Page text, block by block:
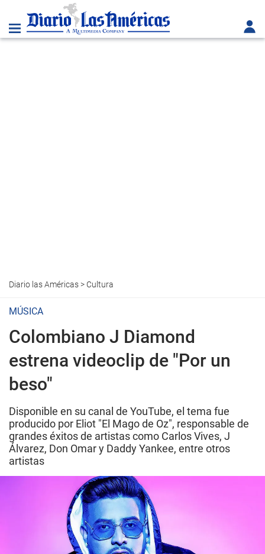
Diario las Américas> Cultura
MÚSICA
Colombiano J Diamond
estrena videoclip de "Por un
beso"
Disponible en su canal de YouTube, el tema fue
producido por Eliot "El Mago de Oz", responsable de
grandes éxitos de artistas como Carlos Vives, J
Álvarez, Don Omar y Daddy Yankee, entre otros
artistas